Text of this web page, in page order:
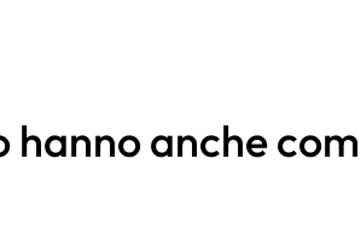
hanno anche